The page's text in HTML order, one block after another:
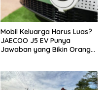
Mobil Keluarga Harus Luas?
JAECOO J5 EV Punya
Jawaban yang Bikin Orang